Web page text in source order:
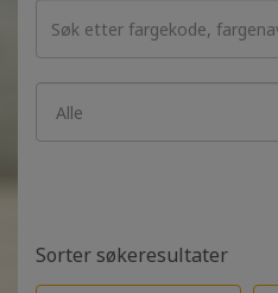
Sorter søkeresultater